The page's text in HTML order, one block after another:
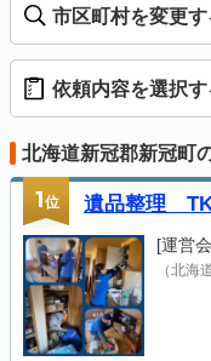
市区町村を変更す
依頼内容を選択す
北海道新冠郡新冠町
1位 遺品整理
[運営
（北海